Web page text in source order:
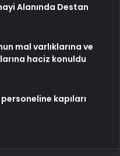
Alanında Destan
mal varlıklarına ve
haciz konuldu
kapıları